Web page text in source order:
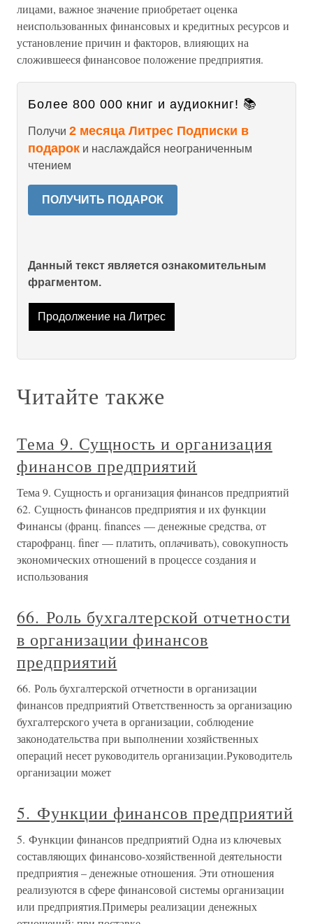
лицами, важное значение приобретает оценка
неиспользованных финансовых и кредитных ресурсов и
установление причин и факторов, влияющих на
сложившееся финансовое положение предприятия.
Более 800 000 книг и аудиокниг! 📚
Получи 2 месяца Литрес Подписки в
подарок и наслаждайся неограниченным
чтением
ПОЛУЧИТЬ ПОДАРОК
Данный текст является ознакомительным
фрагментом.
Продолжение на Литрес
Читайте также
Тема 9. Сущность и организация
финансов предприятий
Тема 9. Сущность и организация финансов предприятий
62. Сущность финансов предприятия и их функции
Финансы (франц. finances — денежные средства, от
старофранц. finer — платить, оплачивать), совокупность
экономических отношений в процессе создания и
использования
66. Роль бухгалтерской отчетности
в организации финансов
предприятий
66. Роль бухгалтерской отчетности в организации
финансов предприятий Ответственность за организацию
бухгалтерского учета в организации, соблюдение
законодательства при выполнении хозяйственных
операций несет руководитель организации.Руководитель
организации может
5. Функции финансов предприятий
5. Функции финансов предприятий Одна из ключевых
составляющих финансово-хозяйственной деятельности
предприятия – денежные отношения. Эти отношения
реализуются в сфере финансовой системы организации
или предприятия.Примеры реализации денежных